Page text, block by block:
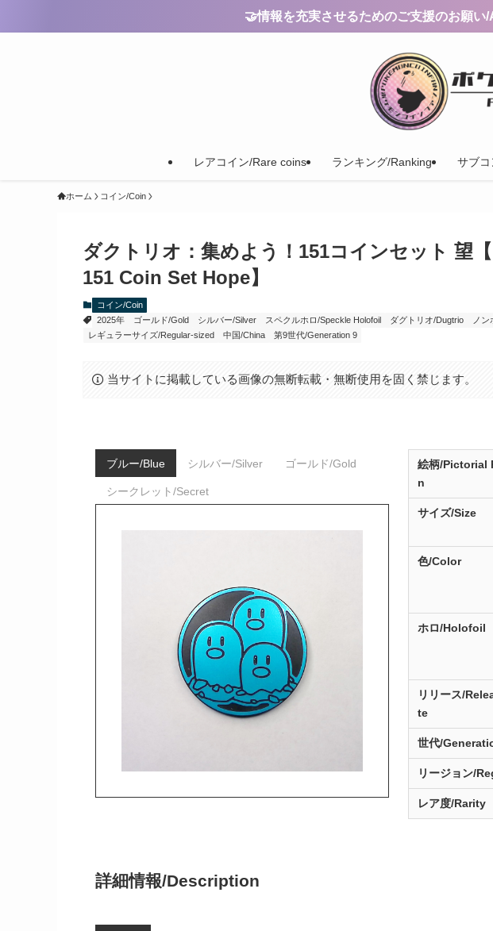
🤝情報を充実させるためのご支援のお願
レアコイン/Rare coins ランキング/Ranking サブ
ホーム コイン/Coin
ダクトリオ：集めよう！151コインセット 望
151 Coin Set Hope】
コイン/Coin
2025年
ゴールド/Gold シルバー/Silver スペクルホロ/Speckle Holofoil ダグトリオ/Dugtrio ノ
レギュラーサイズ/Regular-sized
中国/China 第9世代/Generation 9
当サイトに掲載している画像の無断転載・無断使用を固く禁じます。
ブルー/Blue シルバー/Silver ゴールド/Gold
シークレット/Secret
絵柄/Pictorial
n
サイズ/Size
色/Color
ホロ/Holofoil
リリース/
te
世代/
リージョン/
レア度/Rarity
詳細情報/Description